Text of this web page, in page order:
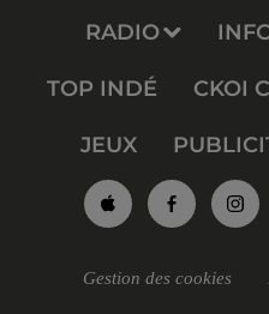
RADIO
TOP INDÉ CKOI
JEUX
Gestion des cookies